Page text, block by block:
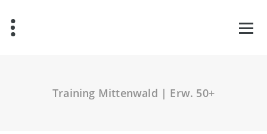
Inhalt
springen
Training Mittenwald | Erw. 50+